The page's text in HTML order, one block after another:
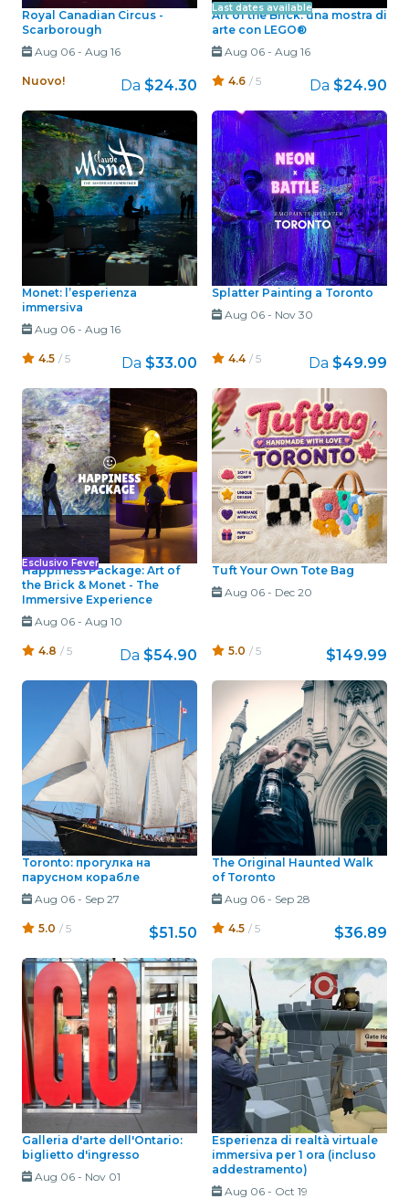
Royal Canadian Circus -
Scarborough
Aug 06- Aug 16
Nuovo! Da $24.30
Last dates available
Art of the Brick: una mostra di
arte con LEGO®
Aug 06- Aug 16
4.6 / 5 Da $24.90
Monet: l’esperienza
immersiva
Aug 06- Aug 16
4.5 / 5 Da $33.00
Splatter Painting a Toronto
Aug 06- Nov 30
4.4 / 5 Da $49.99
Esclusivo Fever
Happiness Package: Art of
the Brick & Monet - The
Immersive Experience
Aug 06- Aug 10
4.8 / 5 Da $54.90
Tuft Your Own Tote Bag
Aug 06- Dec 20
5.0 / 5 $149.99
Toronto: прогулка на
парусном корабле
Aug 06- Sep 27
5.0 / 5 $51.50
The Original Haunted Walk
of Toronto
Aug 06- Sep 28
4.5 / 5 $36.89
Galleria d'arte dell'Ontario:
biglietto d'ingresso
Aug 06- Nov 01
Esperienza di realtà virtuale
immersiva per 1 ora (incluso
addestramento)
Aug 06- Oct 19